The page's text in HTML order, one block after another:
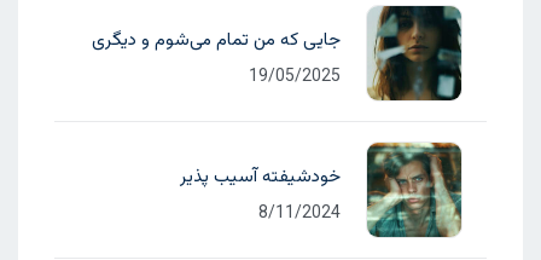
جایی که من تمام می‌شوم و دیگری
19/05/2025
خودشیفته آسیب پذیر
8/11/2024